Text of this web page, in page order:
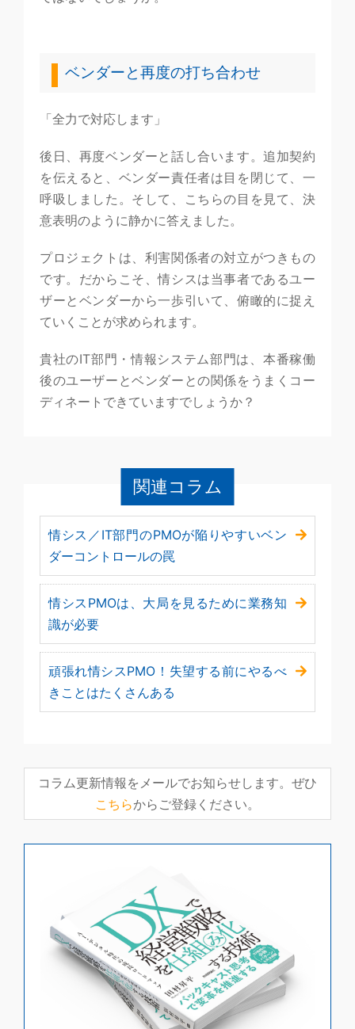
ベンダーと再度の打ち合わせ
「全力で対応します」
後日、再度ベンダーと話し合います。追加契約
を伝えると、ベンダー責任者は目を閉じて、一
呼吸しました。そして、こちらの目を見て、決
意表明のように静かに答えました。
プロジェクトは、利害関係者の対立がつきもの
です。だからこそ、情シスは当事者であるユー
ザーとベンダーから一歩引いて、俯瞰的に捉え
ていくことが求められます。
貴社のIT部門・情報システム部門は、本番稼働
後のユーザーとベンダーとの関係をうまくコー
ディネートできていますでしょうか？
関連コラム
情シス／IT部門のPMOが陥りやすいベン
ダーコントロールの罠
情シスPMOは、大局を見るために業務知
識が必要
頑張れ情シスPMO！失望する前にやるべ
きことはたくさんある
コラム更新情報をメールでお知らせします。ぜひ
こちらからご登録ください。